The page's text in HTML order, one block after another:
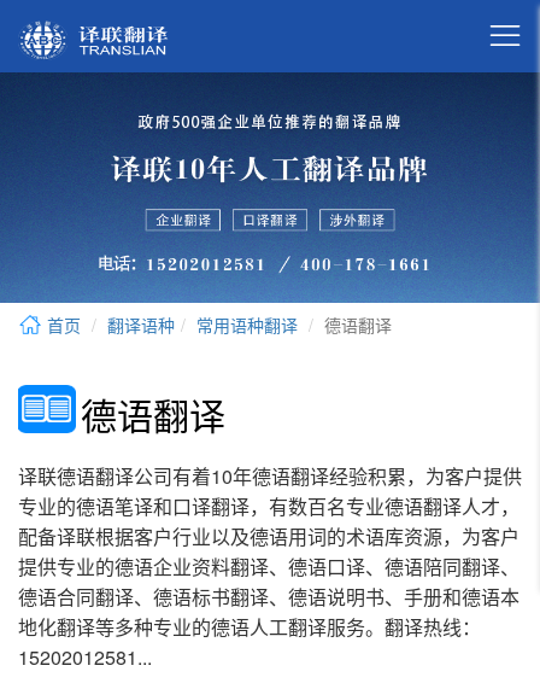

首页 翻译语种 常用语种翻译 德语翻译
德语翻译
译联德语翻译公司有着10年德语翻译经验积累，为客户提供
专业的德语笔译和口译翻译，有数百名专业德语翻译人才，
配备译联根据客户行业以及德语用词的术语库资源，为客户
提供专业的德语企业资料翻译、德语口译、德语陪同翻译、
德语合同翻译、德语标书翻译、德语说明书、手册和德语本
地化翻译等多种专业的德语人工翻译服务。翻译热线：
15202012581...